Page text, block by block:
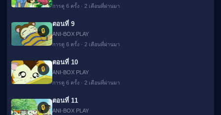
การดู 6 ครั้ง · 2 เดือนที่ผ่านมา
🔒
ตอนที่ 9
ANI-BOX PLAY
การดู 6 ครั้ง · 2 เดือนที่ผ่านมา
🔒
ตอนที่ 10
ANI-BOX PLAY
การดู 6 ครั้ง · 2 เดือนที่ผ่านมา
🔒
ตอนที่ 11
ANI-BOX PLAY